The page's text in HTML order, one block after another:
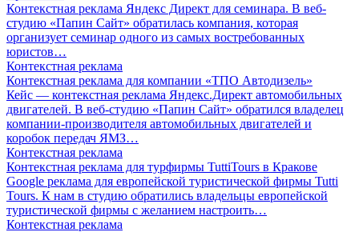
Контекстная реклама Яндекс Директ для семинара. В веб-
студию «Папин Сайт» обратилась компания, которая
организует семинар одного из самых востребованных
юристов…
Контекстная реклама
Контекстная реклама для компании «ТПО Автодизель»
Кейс — контекстная реклама Яндекс.Директ автомобильных
двигателей. В веб-студию «Папин Сайт» обратился владелец
компании-производителя автомобильных двигателей и
коробок передач ЯМЗ…
Контекстная реклама
Контекстная реклама для турфирмы TuttiTours в Кракове
Google реклама для европейской туристической фирмы Tutti
Tours. К нам в студию обратились владельцы европейской
туристической фирмы с желанием настроить…
Контекстная реклама